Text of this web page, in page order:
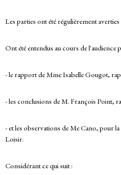
Les parties ont été régulièrement
Ont été entendus au cours de l'audience
- le rapport de Mme Isabelle Gougot,
- les conclusions de M. François Point,
- et les observations de Me Cano, pour
Loisir.
Considérant ce qui suit :